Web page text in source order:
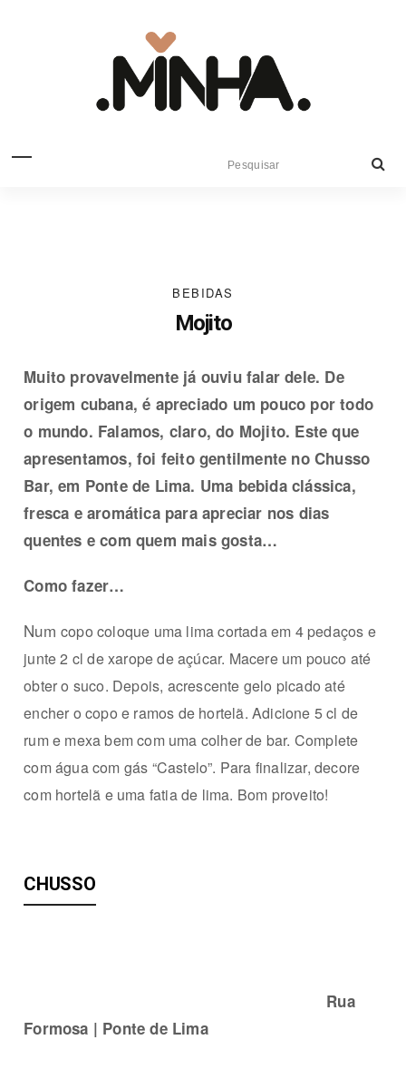
BEBIDAS
Mojito
Muito provavelmente já ouviu falar dele. De
origem cubana, é apreciado um pouco por todo
o mundo. Falamos, claro, do Mojito. Este que
apresentamos, foi feito gentilmente no Chusso
Bar, em Ponte de Lima. Uma bebida clássica,
fresca e aromática para apreciar nos dias
quentes e com quem mais gosta…
Como fazer…
Numcopo coloque uma lima cortada em 4 pedaços e
junte 2 cl de xarope de açúcar. Macere um pouco até
obter o suco. Depois, acrescente gelo picado até
encher o copo e ramos de hortelã. Adicione 5 cl de
rum e mexa bem com uma colher de bar. Complete
com água com gás “Castelo”. Para finalizar, decore
com hortelã e uma fatia de lima. Bom proveito!
CHUSSO
Rua
Formosa | Ponte de Lima